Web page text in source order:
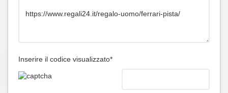
Inserire il codice visualizzato*